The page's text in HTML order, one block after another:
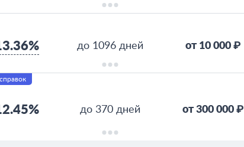
до 1096 дней от 10 000 ₽
до 370 дней от 300 000 ₽